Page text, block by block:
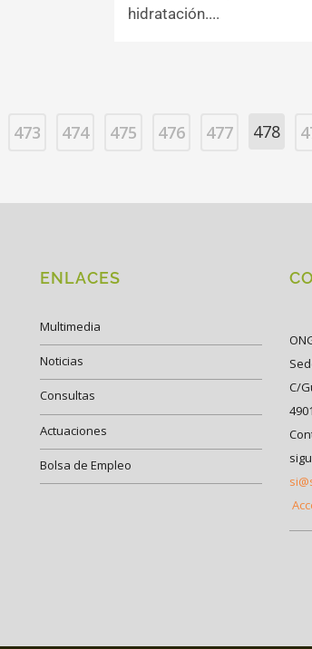
hidratación....
473 474 475 476 477 478
ENLACES
Multimedia
Noticias
Consultas
Actuaciones
Bolsa de Empleo
C/